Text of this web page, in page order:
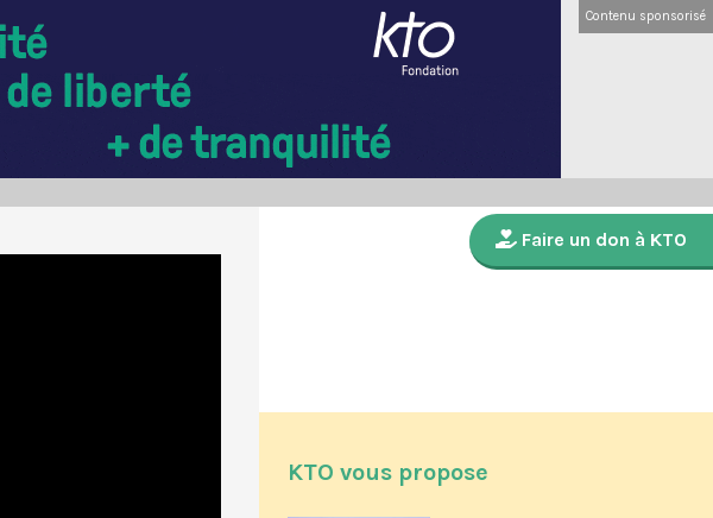
Contenu sponsorisé
Faire un don à KTO
KTO vous propose